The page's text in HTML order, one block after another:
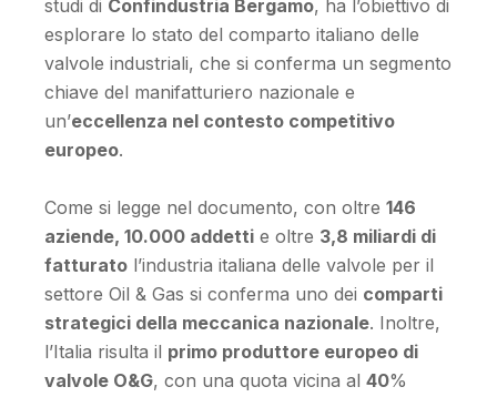
studi di Confindustria Bergamo, ha l’obiettivo di
esplorare lo stato del comparto italiano delle
valvole industriali, che si conferma un segmento
chiave del manifatturiero nazionale e
un’eccellenza nel contesto competitivo
europeo.
Come si legge nel documento, con oltre146
aziende, 10.000 addetti e oltre 3,8 miliardi di
fatturato l’industria italiana delle valvole per il
settore Oil & Gas si conferma uno dei comparti
strategici della meccanica nazionale. Inoltre,
l’Italia risulta il primo produttore europeo di
valvole O&G, con una quota vicina al40%